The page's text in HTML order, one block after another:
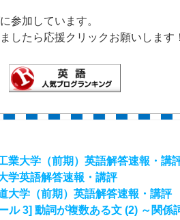
参加しています。
したら応援クリックお願いします！
業大学（前期）英語解答速報・講
学英語解答速報・講評
大学（前期）英語解答速報・講評
ル 3] 動詞が複数ある文 (2) ～関係